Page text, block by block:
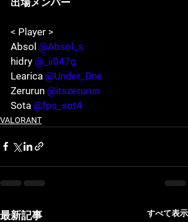
< Player >
Absol @Absol_s
hidry @_ii047g
Learica @Under_Dne
Zerurun @itszerurun
Sota @fps_sot4
VALORANT
最新記事 すべて表示